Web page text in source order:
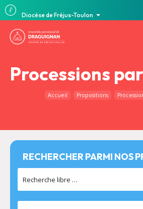
Diocèse de Fréjus-Toulon
Processions
Accueil Propositions
RECHERCHER PARMI NOS